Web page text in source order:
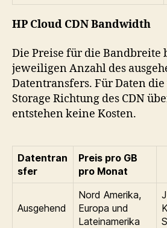
HP Cloud CDN Bandwidth
Die Preise für die Bandbreite
jeweiligen Anzahl des
Datentransfers. Für Daten die
Storage Richtung des CDN
entstehen keine Kosten.
Datentran
sfer
Preis pro GB
pro Monat
Ausgehend
Nord Amerika,
Europa und
Lateinamerika